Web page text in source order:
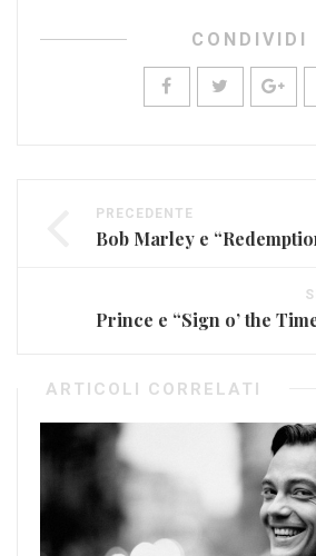
CONDIVIDI
PRECEDENTE
Bob Marley e
ARTICOLI CORRELATI